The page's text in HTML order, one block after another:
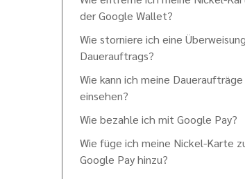
der Google Wallet?
Wie storniere ich eine
Dauerauftrags?
Wie kann ich meine Daueraufträge
einsehen?
Wie bezahle ich mit Google Pay?
Wie füge ich meine Nickel-Karte
Google Pay hinzu?